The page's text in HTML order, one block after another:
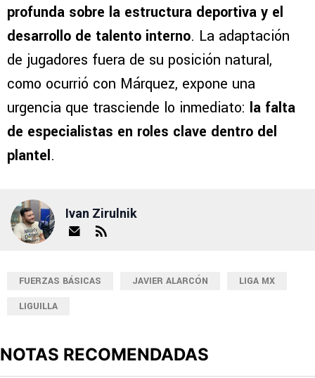
profunda sobre la estructura deportiva y el
desarrollo de talento interno. La adaptación
de jugadores fuera de su posición natural,
como ocurrió con Márquez, expone una
urgencia que trasciende lo inmediato: la falta
de especialistas en roles clave dentro del
plantel.
Ivan Zirulnik
FUERZAS BÁSICAS JAVIER ALARCÓN
LIGA MX
LIGUILLA
NOTAS RECOMENDADAS